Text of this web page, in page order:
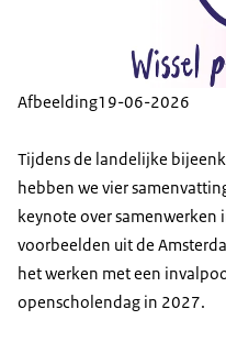
Afbeelding19-06-2026
Tijdens de landelijke
hebben we vier
keynote over
voorbeelden uit de
het werken met een
openscholendag in 2027.